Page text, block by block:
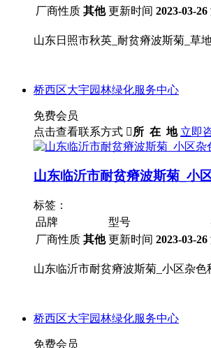
厂商性质 其他 更新时间 2023-03-26
山东日照市秋英_耐贫瘠波斯菊_草
桥西区大宇园林绿化服务中心
免费会员
点击查看联系方式 所 在 地 立即
山东临沂市耐贫瘠波斯菊_小
标签：
品牌
型号
厂商性质 其他 更新时间 2023-03-26
山东临沂市耐贫瘠波斯菊_小区杂
桥西区大宇园林绿化服务中心
免费会员